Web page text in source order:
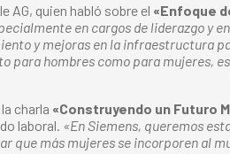
AG, quien habló sobre el «Enfoque
en cargos de liderazgo y
y mejoras en la infraestructura
para hombres como para mujeres,
charla «Construyendo un Futuro
laboral. «En Siemens, queremos
que más mujeres se incorporen al